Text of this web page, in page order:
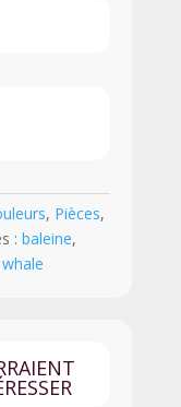
, Pièces,
: baleine,
whale